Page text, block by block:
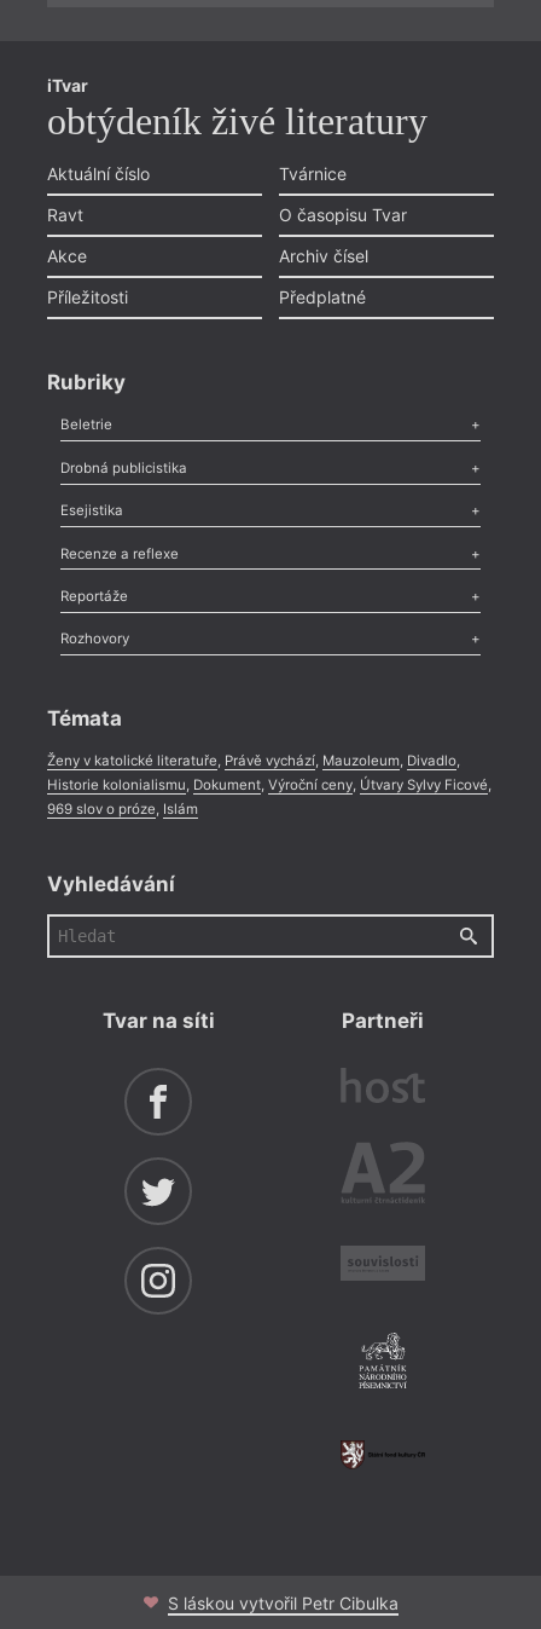
iTvar
obtýdeník živé literatury
Aktuální číslo
Ravt
Akce
Příležitosti
Tvárnice
O časopisu Tvar
Archiv čísel
Předplatné
Rubriky
Beletrie
Poezie,Próza,Dokumenty
Drobná publicistika
Odlesk
Nekrolog,Glosa,Sloupek,Pozvánka,Literární soutěž,
Esejistika
Esej , Pádlo,Úvaha
Recenze a reflexe
Recenze
Méně slov o próze,Celá rubrika
Reportáže
Literární zítřky
Celá rubrika
Rozhovory
Témata
Ženy v katolické literatuře, Právě vychází, Mauzoleum, Divadlo,
Historie kolonialismu, Dokument, Výroční ceny, Útvary Sylvy Ficové,
969 slov o próze, Islám
Vyhledávání
Tvar na síti Partneři
S láskou vytvořil Petr Cibulka